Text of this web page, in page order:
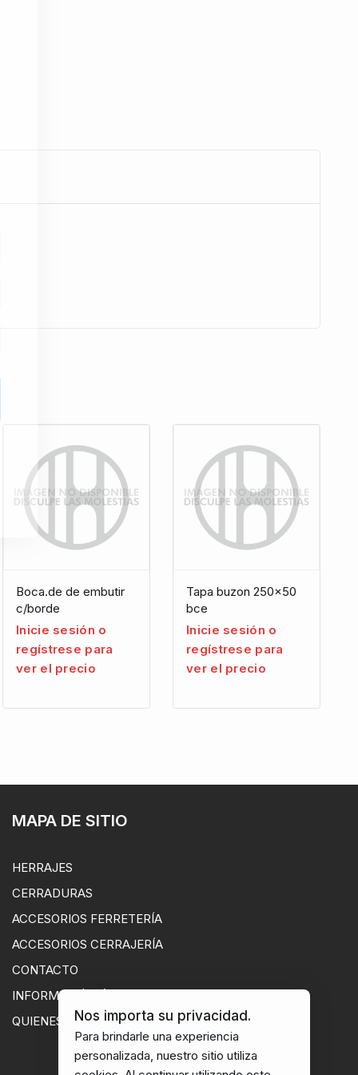
Boca.de de embutir
c/borde
Inicie sesión o
regístrese para
ver el precio
Tapa buzon 250×50
bce
Inicie sesión o
regístrese para
ver el precio
MAPA DE SITIO
HERRAJES
CERRADURAS
ACCESORIOS FERRETERÍA
ACCESORIOS CERRAJERÍA
CONTACTO
INFORMACIÓN ÚTIL
QUIENES SOMOSNos importa su privacidad.
Para brindarle una experiencia
personalizada, nuestro sitio utiliza